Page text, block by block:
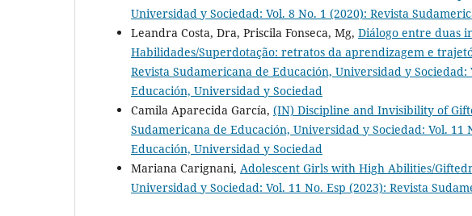
Universidad y Sociedad: Vol. 8 No. 1 (2020): Revista
Leandra Costa, Dra, Priscila Fonseca, Mg, Diálogo entre duas
Habilidades/Superdotação: retratos da aprendizagem e
Revista Sudamericana de Educación, Universidad y
Educación, Universidad y Sociedad
Camila Aparecida García, (IN) Discipline and Invisibility of
Sudamericana de Educación, Universidad y Sociedad: Vol. 11
Educación, Universidad y Sociedad
Mariana Carignani, Adolescent Girls with High Abilities/
Universidad y Sociedad: Vol. 11 No. Esp (2023): Revista